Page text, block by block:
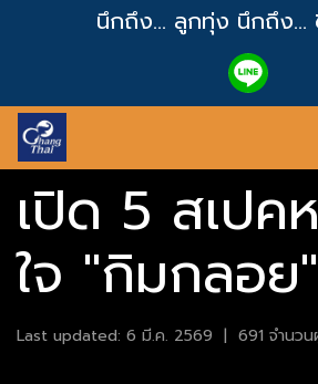
นึกถึง... ลูกทุ่ง นึกถึง...
เปิด 5 สเปค
ใจ "กิมกลอย"
Last updated: 6 มี.ค. 2569 | 691 จำนวน